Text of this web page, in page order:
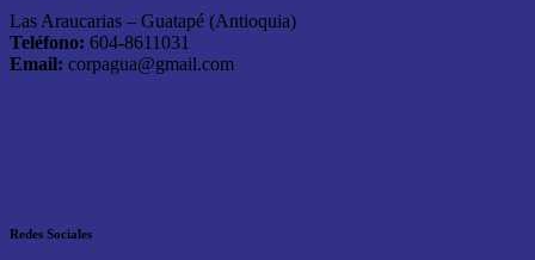
Las Araucarias – Guatapé (Antioquia)
Teléfono: 604-8611031
Email: corpagua@gmail.com
Redes Sociales